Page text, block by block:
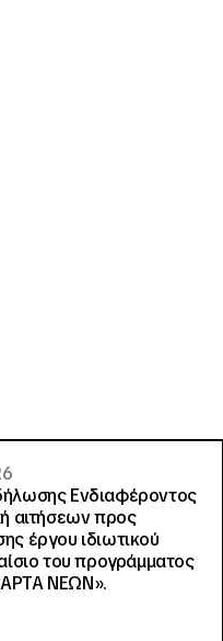
Ενδιαφέροντος
αιτήσεων προς
έργου ιδιωτικού
του προγράμματος
ΝΕΩΝ».